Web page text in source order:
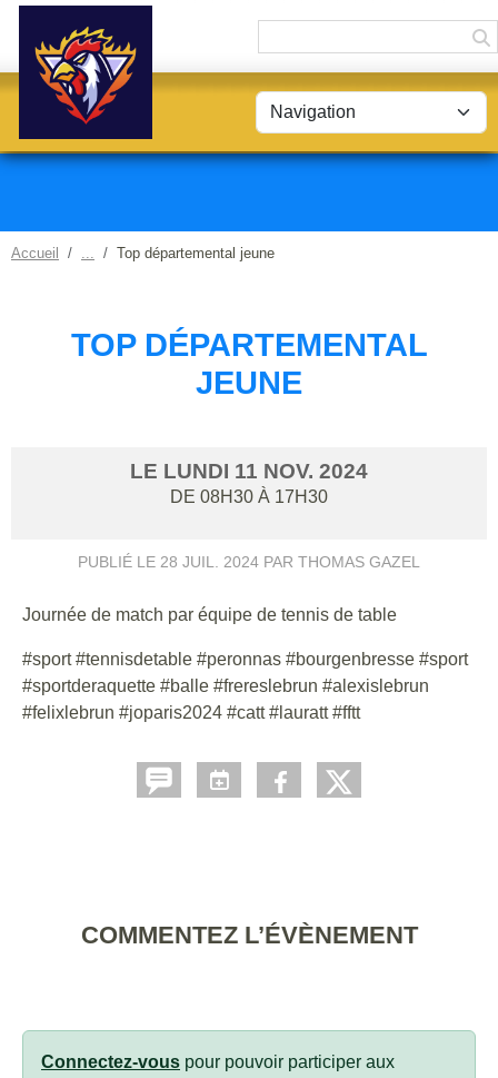
Accueil Top départemental jeune
TOP DÉPARTEMENTAL
JEUNE
LE LUNDI 11 NOV. 2024
DE 08H30 À 17H30
PUBLIÉ LE 28 JUIL. 2024 PAR THOMAS GAZEL
Journée de match par équipe de tennis de table
#sport #tennisdetable #peronnas #bourgenbresse #sport
#sportderaquette #balle #frereslebrun #alexislebrun
#felixlebrun #joparis2024 #catt #lauratt #fftt
COMMENTEZ L’ÉVÈNEMENT
Connectez-vous pour pouvoir participer aux